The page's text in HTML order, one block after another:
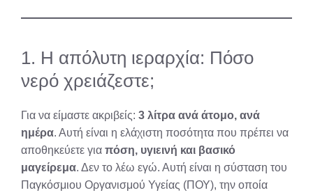
1. Η απόλυτη ιεραρχία: Πόσο
νερό χρειάζεστε;
Για να είμαστε ακριβείς: 3 λίτρα ανά άτομο, ανά
ημέρα. Αυτή είναι η ελάχιστη ποσότητα που πρέπει να
αποθηκεύετε για πόση, υγιεινή και βασικό
μαγείρεμα. Δεν το λέω εγώ. Αυτή είναι η σύσταση του
Παγκόσμιου Οργανισμού Υγείας (ΠΟΥ), την οποία